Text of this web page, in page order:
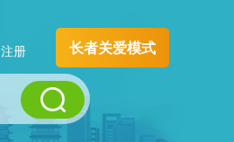
注册 长者关爱模式